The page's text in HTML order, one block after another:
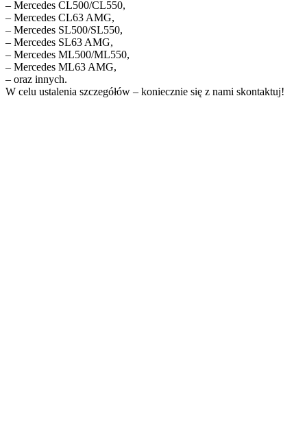
– Mercedes CL500/CL550,
– Mercedes CL63 AMG,
– Mercedes SL500/SL550,
– Mercedes SL63 AMG,
– Mercedes ML500/ML550,
– Mercedes ML63 AMG,
– oraz innych.
W celu ustalenia szczegółów – koniecznie się z nami skontaktuj!